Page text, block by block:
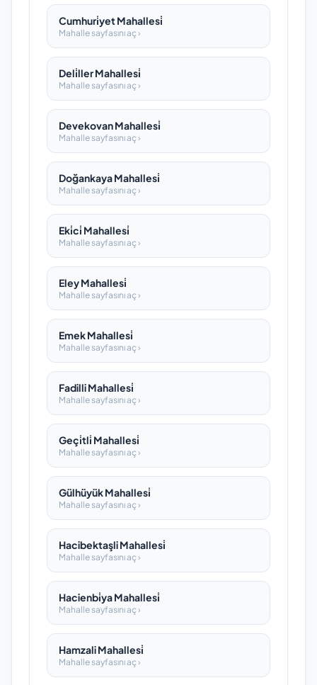
Cumhuri̇yet Mahallesi̇
Mahalle sayfasını aç ›
Deli̇ller Mahallesi̇
Mahalle sayfasını aç ›
Devekovan Mahallesi̇
Mahalle sayfasını aç ›
Doğankaya Mahallesi̇
Mahalle sayfasını aç ›
Eki̇ci̇ Mahallesi̇
Mahalle sayfasını aç ›
Eley Mahallesi̇
Mahalle sayfasını aç ›
Emek Mahallesi̇
Mahalle sayfasını aç ›
Fadilli Mahallesi̇
Mahalle sayfasını aç ›
Geçi̇tli̇ Mahallesi̇
Mahalle sayfasını aç ›
Gülhüyük Mahallesi̇
Mahalle sayfasını aç ›
Hacibektaşli Mahallesi̇
Mahalle sayfasını aç ›
Hacienbi̇ya Mahallesi̇
Mahalle sayfasını aç ›
Hamzali Mahallesi̇
Mahalle sayfasını aç ›